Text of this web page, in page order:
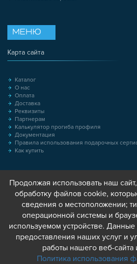
МЕНЮ
Карта сайта
Каталог
О нас
Оплата
Доставка
Реквизиты
Партнерам
Калькулятор прогиба профиля
Документация
Правила использования подарочных
Как купить
Продолжая использовать наш
обработку файлов cookie,
сведения о местоположении;
операционной системы и
используемом устройстве.
предоставления наших услуг и
работы нашего веб-сайта
Политика использования